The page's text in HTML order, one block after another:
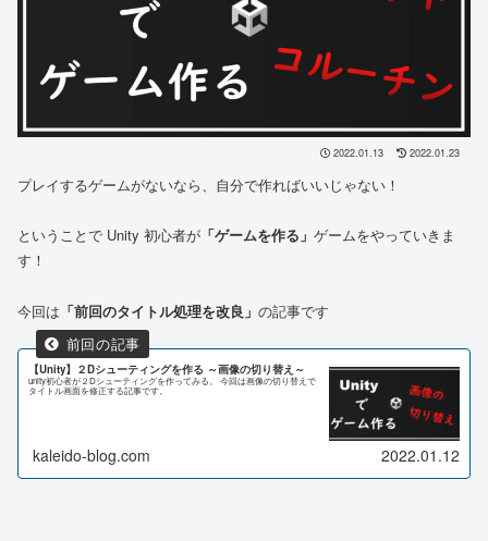
2022.01.13 2022.01.23
プレイするゲームがないなら、自分で作ればいいじゃない！
ということで Unity 初心者が 「ゲームを作る」 ゲームをやっていきま
す！
今回は 「前回のタイトル処理を改良」 の記事です
【Unity】２Dシューティングを作る ～画像の切り替え～
unity初心者が２Dシューティングを作ってみる。 今回は画像の切り替えで
タイトル画面を修正する記事です。
kaleido-blog.com 2022.01.12